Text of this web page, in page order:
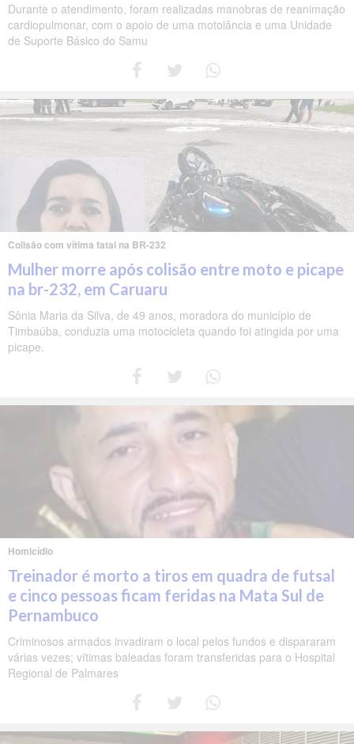
Durante o atendimento, foram realizadas manobras de reanimação
cardiopulmonar, com o apoio de uma motolância e uma Unidade
de Suporte Básico do Samu
Colisão com vítima fatal na BR-232
Mulher morre após colisão entre moto e picape
na br-232, em Caruaru
Sônia Maria da Silva, de 49 anos, moradora do município de
Timbaúba, conduzia uma motocicleta quando foi atingida por uma
picape.
Homicídio
Treinador é morto a tiros em quadra de futsal
e cinco pessoas ficam feridas na Mata Sul de
Pernambuco
Criminosos armados invadiram o local pelos fundos e dispararam
várias vezes; vítimas baleadas foram transferidas para o Hospital
Regional de Palmares